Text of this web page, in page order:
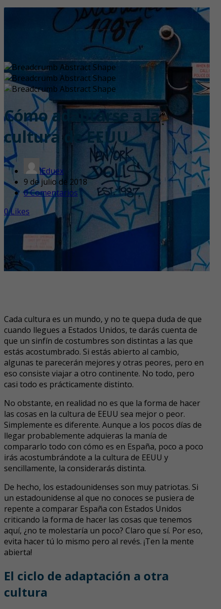
Cómo adaptarse a la
cultura de EEUU
iEduex
9 de julio de 2018
0 Comentarios
0Likes
Cada cultura es un mundo, y no te quepa duda de que
cuando llegues a Estados Unidos, te darás cuenta de
que un sinfín de costumbres son distintas a las que
estás acostumbrado. Si estás abierto al cambio,
algunas te parecerán mejores y otras peores, pero en
eso consiste viajar a otro continente. No todo, pero
casi todo es prácticamente distinto.
No obstante, en realidad no es que la forma de hacer
las cosas en la cultura de EEUU sea mejor o peor.
Simplemente es diferente. Aunque a los pocos días de
llegar probablemente adquieras la manía de
compararlo todo con cómo es en España, poco a poco
irás acostumbrándote a la cultura de EEUU y
sencillamente, la considerarás distinta.
De hecho, los estadounidenses son muy patriotas. Si
un estadounidense al que no conoces se pusiera de
repente a comparar España con Estados Unidos
criticando la forma de hacer las cosas que tenemos
aquí, ¿no te molestaría un poco? Claro que sí. Por eso,
evita hacer tú lo mismo pero al revés. ¡Ten la mente
abierta!
El ciclo de adaptación a otra
cultura